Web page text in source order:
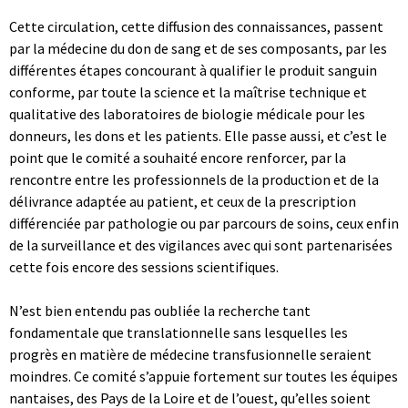
Cette circulation, cette diffusion des connaissances, passent
par la médecine du don de sang et de ses composants, par les
différentes étapes concourant à qualifier le produit sanguin
conforme, par toute la science et la maîtrise technique et
qualitative des laboratoires de biologie médicale pour les
donneurs, les dons et les patients. Elle passe aussi, et c’est le
point que le comité a souhaité encore renforcer, par la
rencontre entre les professionnels de la production et de la
délivrance adaptée au patient, et ceux de la prescription
différenciée par pathologie ou par parcours de soins, ceux enfin
de la surveillance et des vigilances avec qui sont partenarisées
cette fois encore des sessions scientifiques.
N’est bien entendu pas oubliée la recherche tant
fondamentale que translationnelle sans lesquelles les
progrès en matière de médecine transfusionnelle seraient
moindres. Ce comité s’appuie fortement sur toutes les équipes
nantaises, des Pays de la Loire et de l’ouest, qu’elles soient